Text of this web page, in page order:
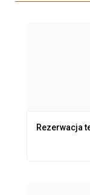
Rezerwacja